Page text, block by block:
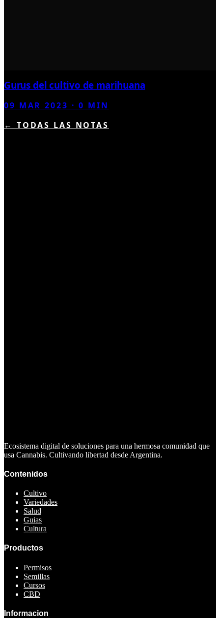
Gurus del cultivo de marihuana
09 MAR 2023 ·0 MIN
← TODAS LAS NOTAS
Ecosistema digital de soluciones para una hermosa comunidad que
usa Cannabis. Cultivando libertad desde Argentina.
Contenidos
Cultivo
Variedades
Salud
Guias
Cultura
Productos
Permisos
Semillas
Cursos
CBD
Informacion